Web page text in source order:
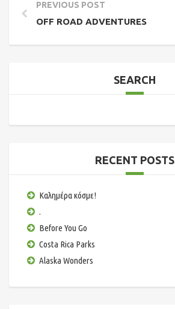
PREVIOUS POST
OFF ROAD ADVENTURES
SEARCH
RECENT POSTS
Καλημέρα κόσμε!
.
Before You Go
Costa Rica Parks
Alaska Wonders